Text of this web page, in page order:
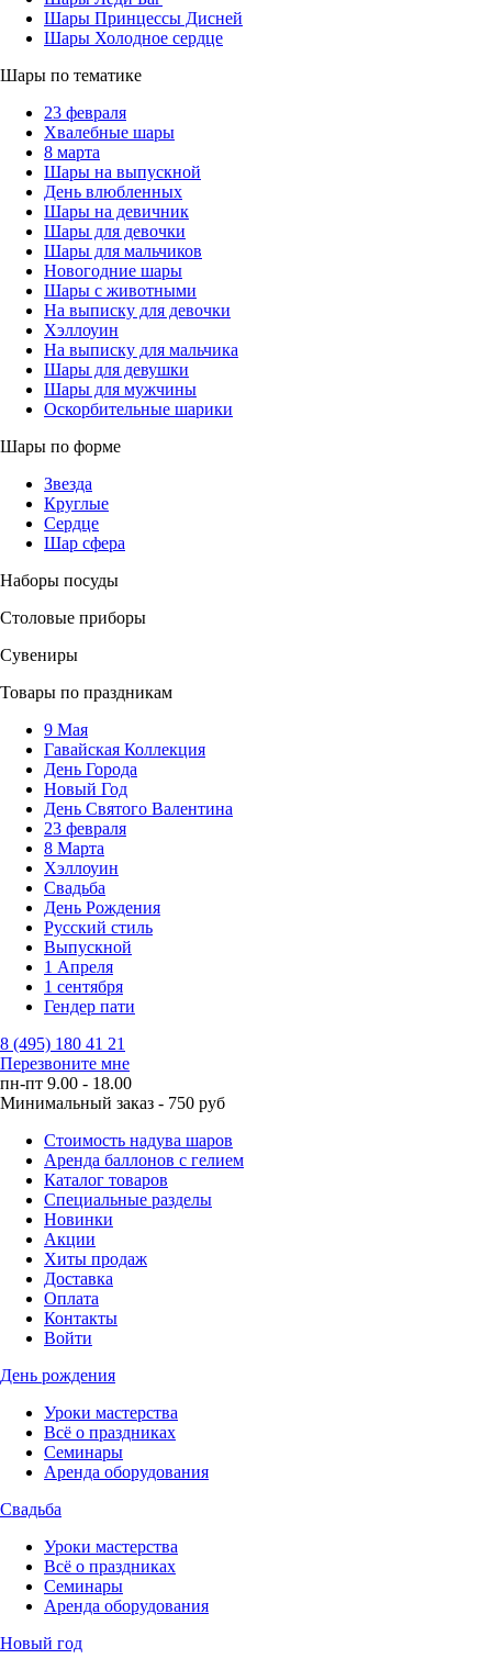
Шары Принцессы Дисней
Шары Холодное сердце
Шары по тематике
23 февраля
Хвалебные шары
8 марта
Шары на выпускной
День влюбленных
Шары на девичник
Шары для девочки
Шары для мальчиков
Новогодние шары
Шары с животными
На выписку для девочки
Хэллоуин
На выписку для мальчика
Шары для девушки
Шары для мужчины
Оскорбительные шарики
Шары по форме
Звезда
Круглые
Сердце
Шар сфера
Наборы посуды
Столовые приборы
Сувениры
Товары по праздникам
9 Мая
Гавайская Коллекция
День Города
Новый Год
День Святого Валентина
23 февраля
8 Марта
Хэллоуин
Свадьба
День Рождения
Русский стиль
Выпускной
1 Апреля
1 сентября
Гендер пати
8 (495) 180 41 21
Перезвоните мне
пн-пт 9.00 - 18.00
Минимальный заказ - 750 руб
Стоимость надува шаров
Аренда баллонов с гелием
Каталог товаров
Специальные разделы
Новинки
Акции
Хиты продаж
Доставка
Оплата
Контакты
Войти
День рождения
Уроки мастерства
Всё о праздниках
Семинары
Аренда оборудования
Свадьба
Уроки мастерства
Всё о праздниках
Семинары
Аренда оборудования
Новый год